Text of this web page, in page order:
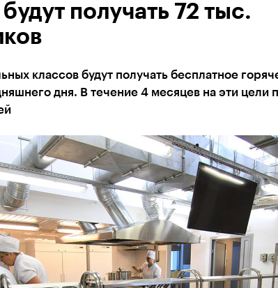
получать 72 тыс.
классов будут получать бесплатное
дня. В течение 4 месяцев на эти цели